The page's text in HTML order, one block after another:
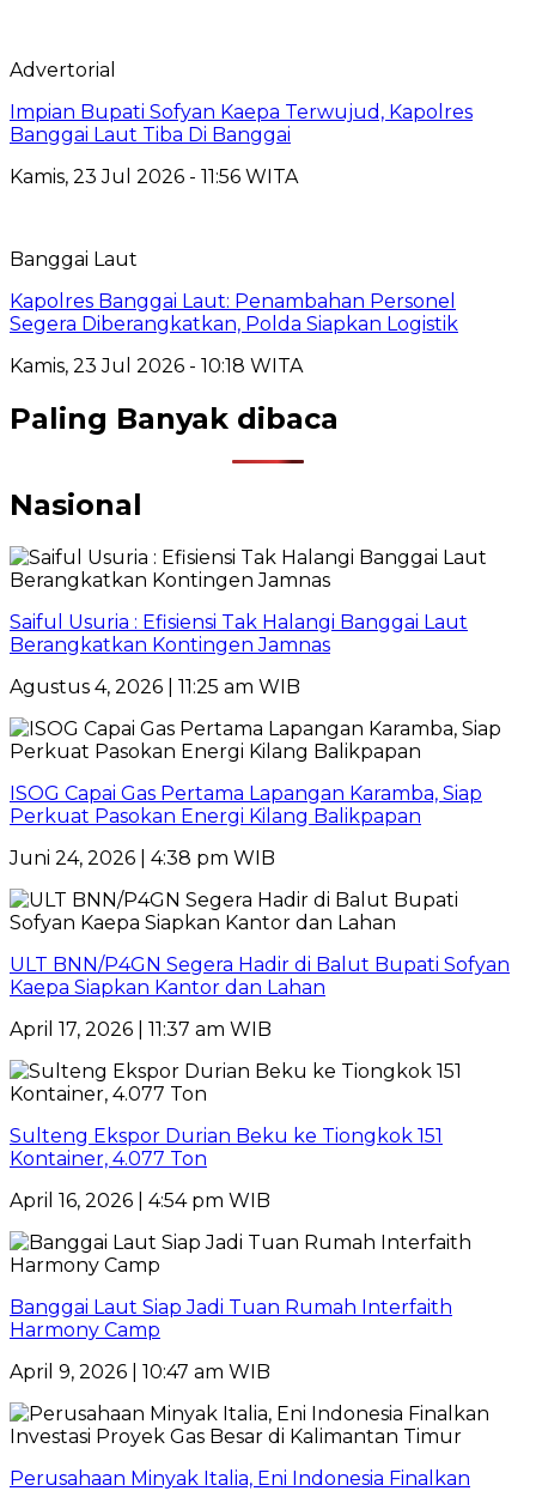
Advertorial
Impian Bupati Sofyan Kaepa Terwujud, Kapolres
Banggai Laut Tiba Di Banggai
Kamis, 23 Jul 2026 - 11:56 WITA
Banggai Laut
Kapolres Banggai Laut: Penambahan Personel
Segera Diberangkatkan, Polda Siapkan Logistik
Kamis, 23 Jul 2026 - 10:18 WITA
Paling Banyak dibaca
Nasional
Saiful Usuria : Efisiensi Tak Halangi Banggai Laut
Berangkatkan Kontingen Jamnas
Agustus 4, 2026 | 11:25 am WIB
ISOG Capai Gas Pertama Lapangan Karamba, Siap
Perkuat Pasokan Energi Kilang Balikpapan
Juni 24, 2026 | 4:38 pm WIB
ULT BNN/P4GN Segera Hadir di Balut Bupati Sofyan
Kaepa Siapkan Kantor dan Lahan
April 17, 2026 | 11:37 am WIB
Sulteng Ekspor Durian Beku ke Tiongkok 151
Kontainer, 4.077 Ton
April 16, 2026 | 4:54 pm WIB
Banggai Laut Siap Jadi Tuan Rumah Interfaith
Harmony Camp
April 9, 2026 | 10:47 am WIB
Perusahaan Minyak Italia, Eni Indonesia Finalkan